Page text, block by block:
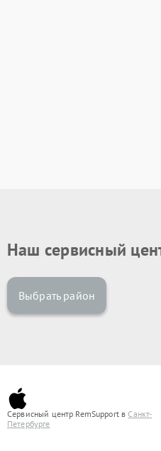
Наш сервисный
Выбрать район
Сервисный центр RemSupport вСанкт-
Петербурге